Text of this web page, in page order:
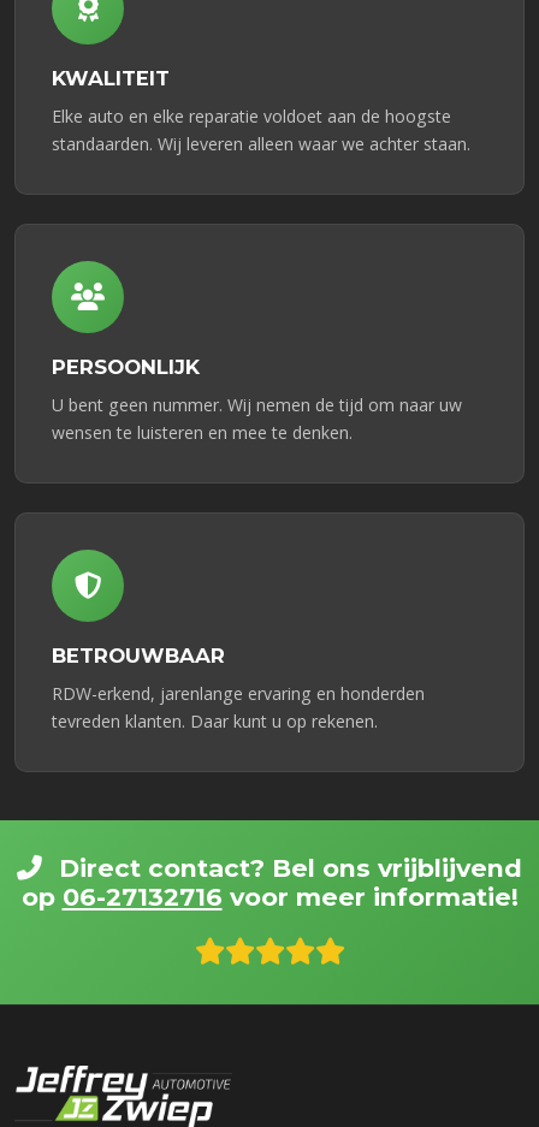
KWALITEIT
Elke auto en elke reparatie voldoet aan de hoogste
standaarden. Wij leveren alleen waar we achter staan.
PERSOONLIJK
U bent geen nummer. Wij nemen de tijd om naar uw
wensen te luisteren en mee te denken.
BETROUWBAAR
RDW-erkend, jarenlange ervaring en honderden
tevreden klanten. Daar kunt u op rekenen.
Direct contact? Bel ons vrijblijvend
op 06-27132716 voor meer informatie!